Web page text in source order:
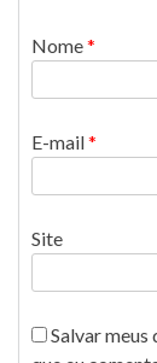
Nome*
E-mail*
Site
Salvar meus